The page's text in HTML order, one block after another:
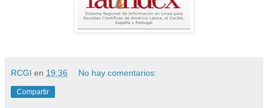
RCGI en 19:36 No hay comentarios:
Compartir